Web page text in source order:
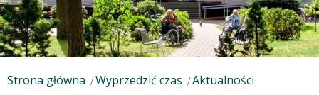
Strona główna Wyprzedzić czas Aktualności